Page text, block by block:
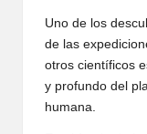
Uno de los
de las
otros científicos
y profundo del
humana.